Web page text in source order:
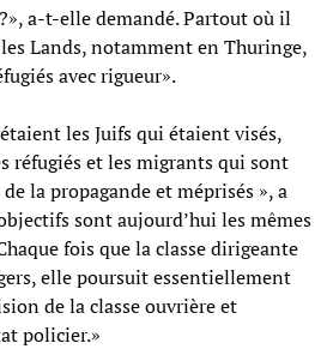
a-t-elle demandé. Partout où il
Lands, notamment en Thuringe,
avec rigueur».
les Juifs qui étaient visés,
réfugiés et les migrants qui sont
la propagande et méprisés », a
sont aujourd’hui les mêmes
fois que la classe dirigeante
elle poursuit essentiellement
de la classe ouvrière et
policier.»